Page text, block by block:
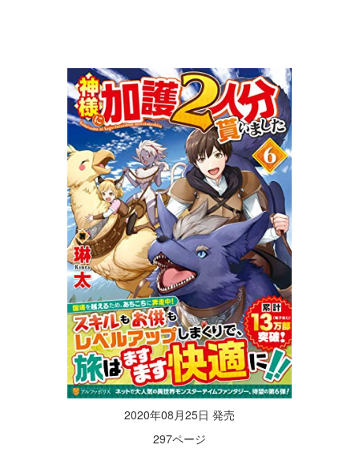
2020年08月25日 発売
297ページ